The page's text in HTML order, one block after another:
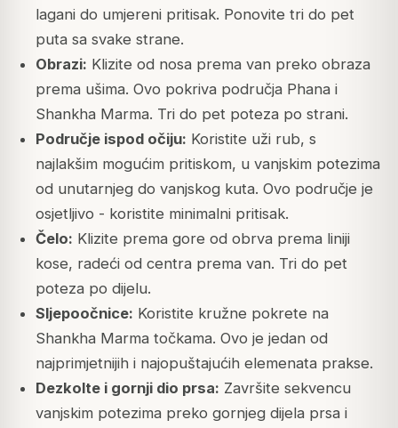
lagani do umjereni pritisak. Ponovite tri do pet
puta sa svake strane.
Obrazi: Klizite od nosa prema van preko obraza
prema ušima. Ovo pokriva područja Phana i
Shankha Marma. Tri do pet poteza po strani.
Područje ispod očiju: Koristite uži rub, s
najlakšim mogućim pritiskom, u vanjskim potezima
od unutarnjeg do vanjskog kuta. Ovo područje je
osjetljivo - koristite minimalni pritisak.
Čelo: Klizite prema gore od obrva prema liniji
kose, radeći od centra prema van. Tri do pet
poteza po dijelu.
Sljepoočnice: Koristite kružne pokrete na
Shankha Marma točkama. Ovo je jedan od
najprimjetnijih i najopuštajućih elemenata prakse.
Dezkolte i gornji dio prsa: Završite sekvencu
vanjskim potezima preko gornjeg dijela prsa i